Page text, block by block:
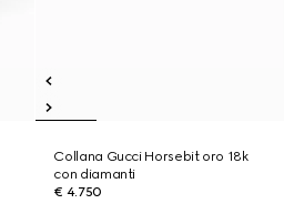
Collana Gucci Horsebit oro 18k
con diamanti
€ 4.750